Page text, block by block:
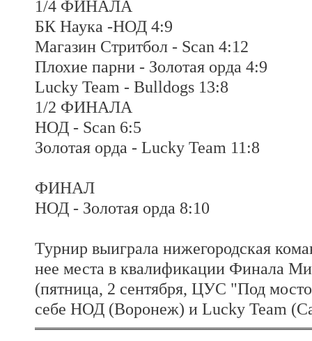
1/4 ФИНАЛА
БК Наука -НОД 4:9
Магазин Стритбол - Scan 4:12
Плохие парни - Золотая орда 4:9
Lucky Team - Bulldogs 13:8
1/2 ФИНАЛА
НОД - Scan 6:5
Золотая орда - Lucky Team 11:8
ФИНАЛ
НОД - Золотая орда 8:10
Турнир выиграла нижегородская
нее места в квалификации Финала
(пятница, 2 сентября, ЦУС "Под
себе НОД (Воронеж) и Lucky Team